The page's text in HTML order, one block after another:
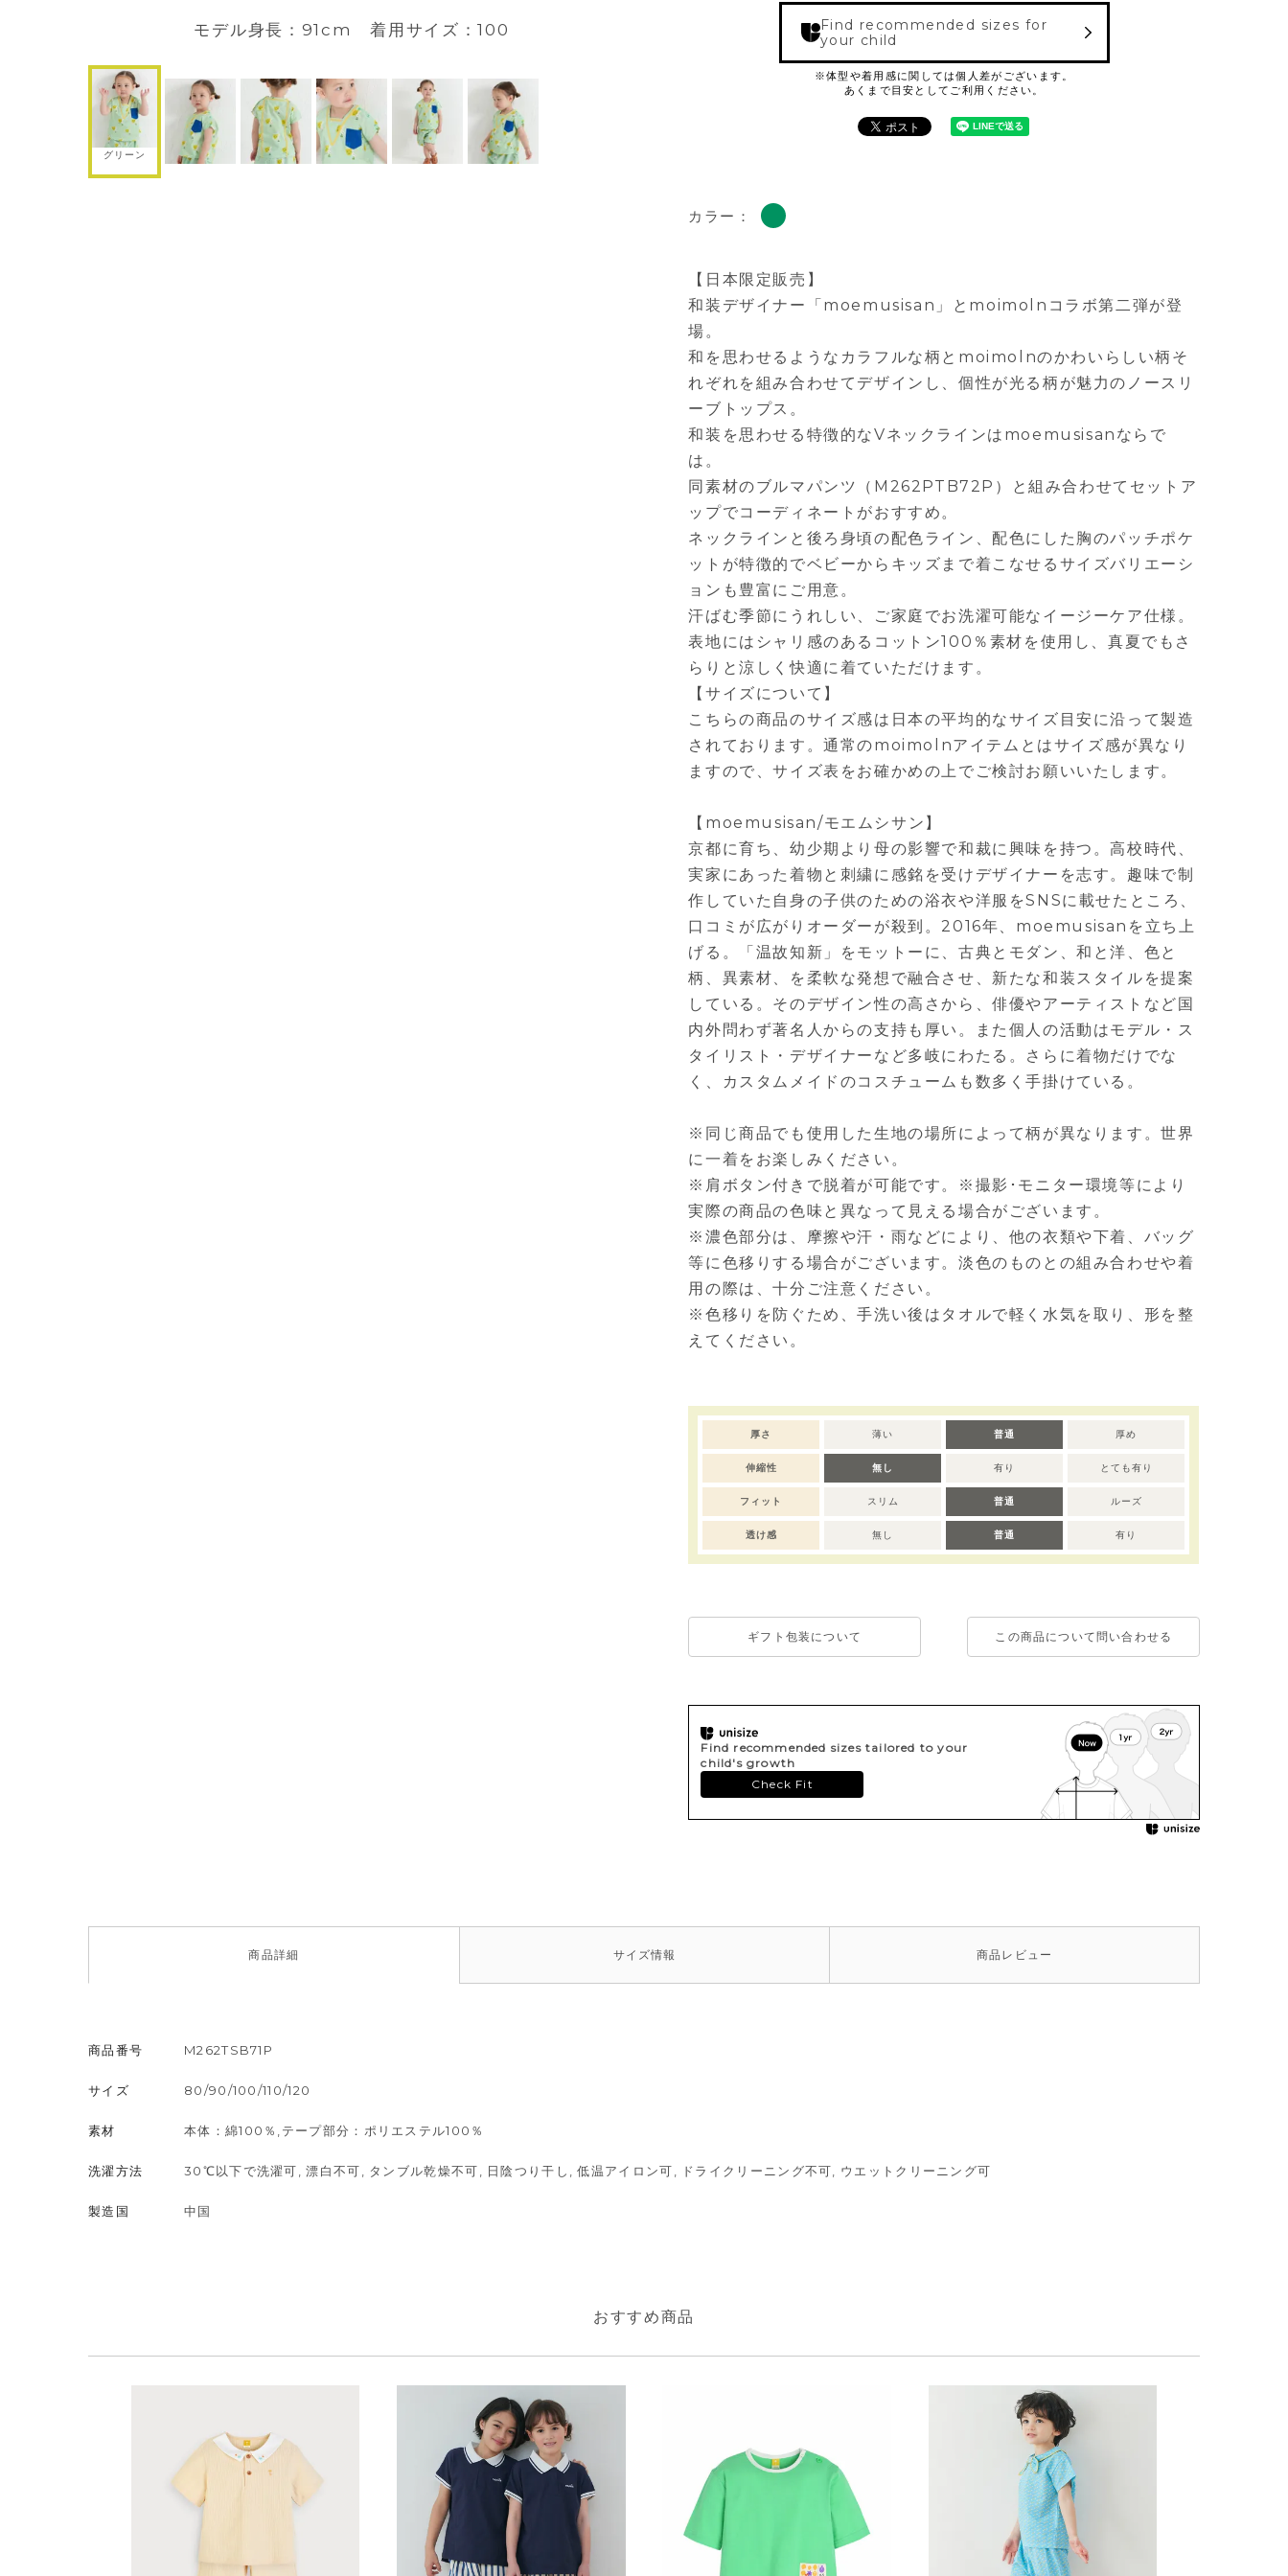
モデル身長：91cm 着用サイズ：100
グリーン
Find recommended sizes for
your child
カラー：
【日本限定販売】
和装デザイナー「moemusisan」とmoimolnコラボ第二弾が登
場。
和を思わせるようなカラフルな柄とmoimolnのかわいらしい柄そ
れぞれを組み合わせてデザインし、個性が光る柄が魅力のノースリ
ーブトップス。
和装を思わせる特徴的なVネックラインはmoemusisanならで
は。
同素材のブルマパンツ（M262PTB72P）と組み合わせてセットア
ップでコーディネートがおすすめ。
ネックラインと後ろ身頃の配色ライン、配色にした胸のパッチポケ
ットが特徴的でベビーからキッズまで着こなせるサイズバリエーシ
ョンも豊富にご用意。
汗ばむ季節にうれしい、ご家庭でお洗濯可能なイージーケア仕様。
表地にはシャリ感のあるコットン100％素材を使用し、真夏でもさ
らりと涼しく快適に着ていただけます。
【サイズについて】
こちらの商品のサイズ感は日本の平均的なサイズ目安に沿って製造
されております。通常のmoimolnアイテムとはサイズ感が異なり
ますので、サイズ表をお確かめの上でご検討お願いいたします。
【moemusisan/モエムシサン】
京都に育ち、幼少期より母の影響で和裁に興味を持つ。高校時代、
実家にあった着物と刺繍に感銘を受けデザイナーを志す。趣味で制
作していた自身の子供のための浴衣や洋服をSNSに載せたところ、
口コミが広がりオーダーが殺到。2016年、moemusisanを立ち上
げる。「温故知新」をモットーに、古典とモダン、和と洋、色と
柄、異素材、を柔軟な発想で融合させ、新たな和装スタイルを提案
している。そのデザイン性の高さから、俳優やアーティストなど国
内外問わず著名人からの支持も厚い。また個人の活動はモデル・ス
タイリスト・デザイナーなど多岐にわたる。さらに着物だけでな
く、カスタムメイドのコスチュームも数多く手掛けている。
※同じ商品でも使用した生地の場所によって柄が異なります。世界
に一着をお楽しみください。
※肩ボタン付きで脱着が可能です。※撮影･モニター環境等により
実際の商品の色味と異なって見える場合がございます。
※濃色部分は、摩擦や汗・雨などにより、他の衣類や下着、バッグ
等に色移りする場合がございます。淡色のものとの組み合わせや着
用の際は、十分ご注意ください。
※色移りを防ぐため、手洗い後はタオルで軽く水気を取り、形を整
えてください。
厚さ 薄い 普通 厚め
伸縮性 無し 有り とても有り
フィット スリム 普通 ルーズ
透け感 無し 普通 有り
ギフト包装について この商品について問い合わせる
Find recommended sizes tailored to your
child's growth
Check Fit
商品詳細 サイズ情報 商品 レビュー
商品番号 M262TSB71P
サイズ 80/90/100/110/120
素材 本体：綿100％,テープ部分：ポリエステル100％
洗濯方法 30℃以下で洗濯可, 漂白不可, タンブル乾燥不可, 日陰つり干し, 低温アイロン可, ドライクリーニング不可, ウエットクリーニング可
製造国 中国
おすすめ商品